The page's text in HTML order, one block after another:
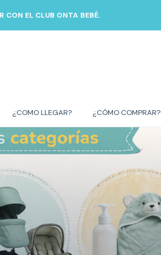
CON EL CLUB ONTA BEBÉ.
¿COMO LLEGAR? ¿CÓMO COMPRAR?